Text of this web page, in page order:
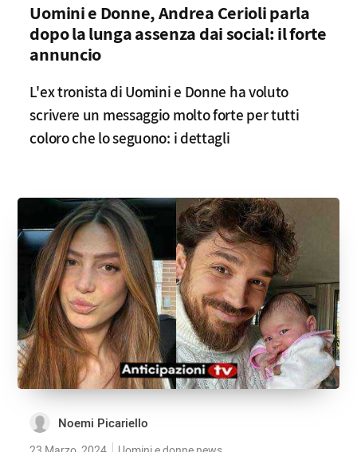
Uomini e Donne, Andrea Cerioli parla
dopo la lunga assenza dai social: il forte
annuncio
L'ex tronista di Uomini e Donne ha voluto
scrivere un messaggio molto forte per tutti
coloro che lo seguono: i dettagli
Noemi Picariello